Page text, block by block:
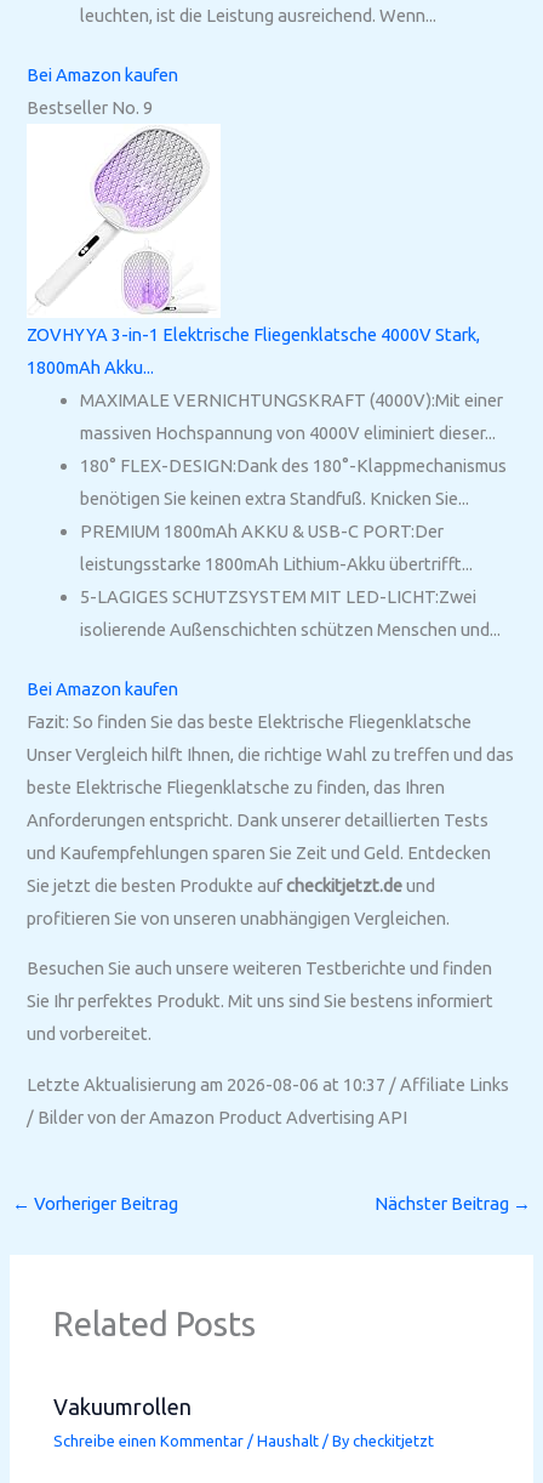
leuchten, ist die Leistung ausreichend. Wenn...
Bei Amazon kaufen
Bestseller No. 9
ZOVHYYA 3-in-1 Elektrische Fliegenklatsche 4000V Stark,
1800mAh Akku...
MAXIMALE VERNICHTUNGSKRAFT (4000V):Mit einer
massiven Hochspannung von 4000V eliminiert dieser...
180° FLEX-DESIGN:Dank des 180°-Klappmechanismus
benötigen Sie keinen extra Standfuß. Knicken Sie...
PREMIUM 1800mAh AKKU & USB-C PORT:Der
leistungsstarke 1800mAh Lithium-Akku übertrifft...
5-LAGIGES SCHUTZSYSTEM MIT LED-LICHT:Zwei
isolierende Außenschichten schützen Menschen und...
Bei Amazon kaufen
Fazit: So finden Sie das beste Elektrische Fliegenklatsche
Unser Vergleich hilft Ihnen, die richtige Wahl zu treffen und das
beste Elektrische Fliegenklatsche zu finden, das Ihren
Anforderungen entspricht. Dank unserer detaillierten Tests
und Kaufempfehlungen sparen Sie Zeit und Geld. Entdecken
Sie jetzt die besten Produkte aufcheckitjetzt.deund
profitieren Sie von unseren unabhängigen Vergleichen.
Besuchen Sie auch unsere weiteren Testberichte und finden
Sie Ihr perfektes Produkt. Mit uns sind Sie bestens informiert
und vorbereitet.
Letzte Aktualisierung am 2026-08-06 at 10:37 / Affiliate Links
/ Bilder von der Amazon Product Advertising API
← Vorheriger Beitrag Nächster Beitrag →
Related Posts
Vakuumrollen
Schreibe einen Kommentar /Haushalt / Bycheckitjetzt